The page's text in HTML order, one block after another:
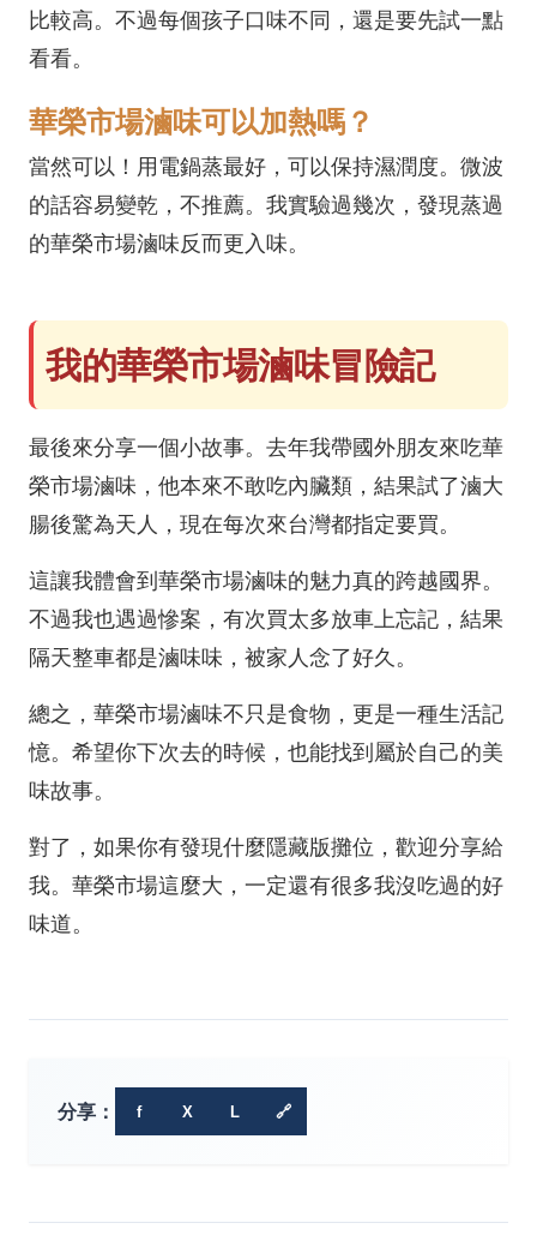
比較高。不過每個孩子口味不同，還是要先試一點
看看。
華榮市場滷味可以加熱嗎？
當然可以！用電鍋蒸最好，可以保持濕潤度。微波
的話容易變乾，不推薦。我實驗過幾次，發現蒸過
的華榮市場滷味反而更入味。
我的華榮市場滷味冒險記
最後來分享一個小故事。去年我帶國外朋友來吃華
榮市場滷味，他本來不敢吃內臟類，結果試了滷大
腸後驚為天人，現在每次來台灣都指定要買。
這讓我體會到華榮市場滷味的魅力真的跨越國界。
不過我也遇過慘案，有次買太多放車上忘記，結果
隔天整車都是滷味味，被家人念了好久。
總之，華榮市場滷味不只是食物，更是一種生活記
憶。希望你下次去的時候，也能找到屬於自己的美
味故事。
對了，如果你有發現什麼隱藏版攤位，歡迎分享給
我。華榮市場這麼大，一定還有很多我沒吃過的好
味道。
分享： f X L 🔗